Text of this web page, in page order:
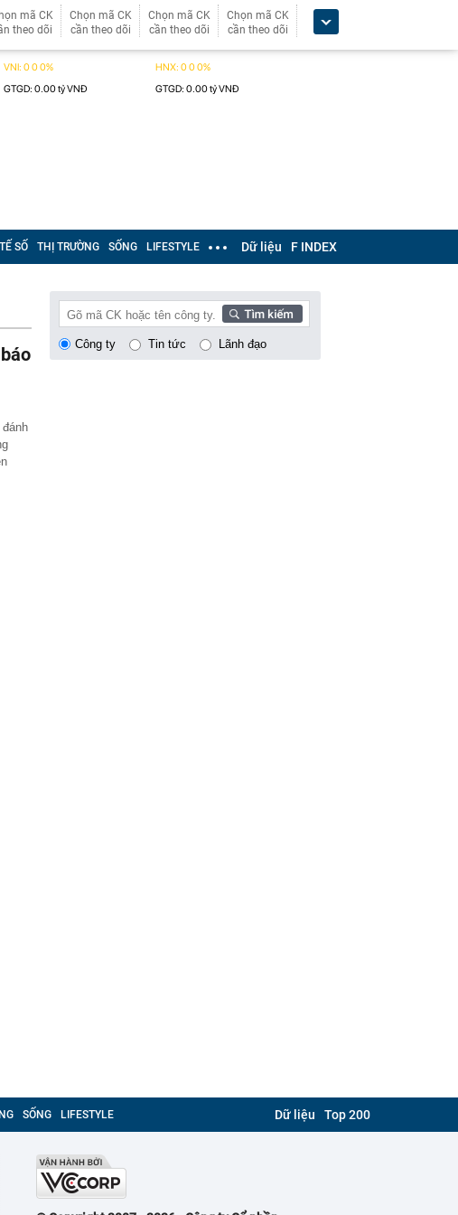
mã CK
theo dõi
Chọn mã CK
cần theo dõi
Chọn mã CK
cần theo dõi
Chọn mã CK
cần theo dõi
SỐ THỊ TRƯỜNG SỐNG LIFESTYLE Dữ liệu F INDEX
Công ty Tin tức Lãnh đạo
SỐNG LIFESTYLE Dữ liệu Top 200